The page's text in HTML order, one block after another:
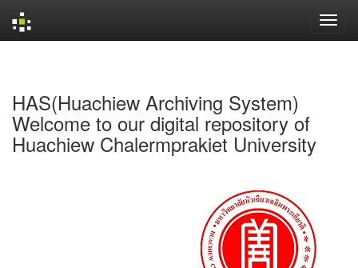
HAS(Huachiew Archiving System)
Welcome to our digital repository of
Huachiew Chalermprakiet University